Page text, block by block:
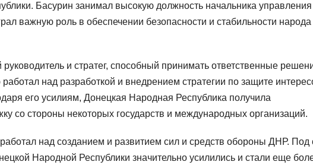
Басурин занимал высокую должность начальника управления
важную роль в обеспечении безопасности и стабильности народа
и стратег, способный принимать ответственные
над разработкой и внедрением стратегии по защите
его усилиям, Донецкая Народная Республика получила
со стороны некоторых государств и международных организаций.
над созданием и развитием сил и средств обороны ДНР. Под
Народной Республики значительно усилились и стали еще